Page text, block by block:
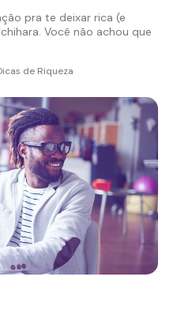
pra te deixar rica (e
Você não achou que
de Riqueza